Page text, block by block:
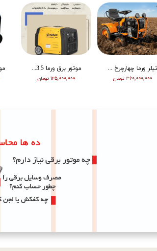
موتور برق ورما 3.5 کیلووات سایلنت اینورتر ریموت دار VM6500i
۱۲۵,۰۰۰,۰۰۰ تومان
تیلر ورما چهارچرخ (مینی تراکتور) ، دیزل ، چرخ بزرگ ، دوچراغ، استارت vm001
۳۶۰,۰۰۰,۰۰۰ تومان